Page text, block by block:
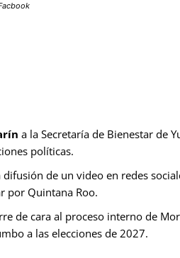
a la Secretaría de Bienestar de
políticas.
de un video en redes
por Quintana Roo.
de cara al proceso interno de
a las elecciones de 2027.